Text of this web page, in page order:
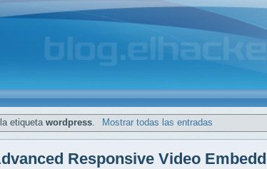
la etiquetawordpress Mostrar todas las entradas
Responsive Video